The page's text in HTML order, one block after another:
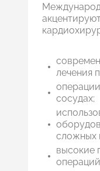
лечения
сосудах;
сложных
высокие